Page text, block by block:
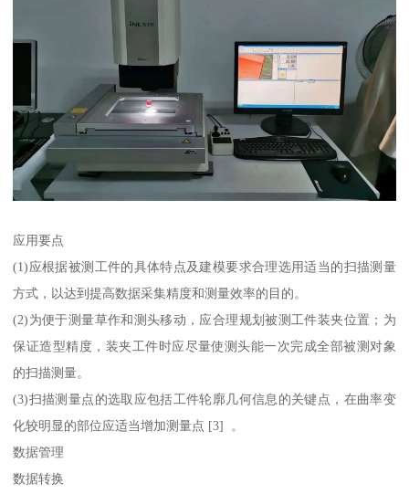
应用要点
(1)应根据被测工件的具体特点及建模要求合理选用适当的扫描测量
方式，以达到提高数据采集精度和测量效率的目的。
(2)为便于测量草作和测头移动，应合理规划被测工件装夹位置；为
保证造型精度，装夹工件时应尽量使测头能一次完成全部被测对象
的扫描测量。
(3)扫描测量点的选取应包括工件轮廓几何信息的关键点，在曲率变
化较明显的部位应适当增加测量点 [3] 。
数据管理
数据转换